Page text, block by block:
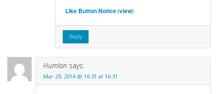
Like Button Notice(view)
Reply
Humlan says:
Mar 29, 2014 @ 16:31 at 16:31